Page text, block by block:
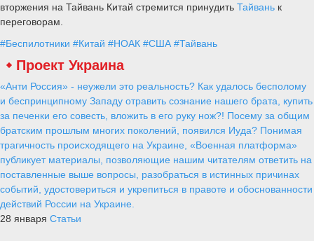
вторжения на Тайвань Китай стремится принудить Тайвань к
переговорам.
#Беспилотники #Китай #НОАК #США #Тайвань
Проект Украина
«Анти Россия» - неужели это реальность? Как удалось бесполому
и беспринципному Западу отравить сознание нашего брата, купить
за печенки его совесть, вложить в его руку нож?! Посему за общим
братским прошлым многих поколений, появился Иуда? Понимая
трагичность происходящего на Украине, «Военная платформа»
публикует материалы, позволяющие нашим читателям ответить на
поставленные выше вопросы, разобраться в истинных причинах
событий, удостовериться и укрепиться в правоте и обоснованности
действий России на Украине.
28 января Статьи